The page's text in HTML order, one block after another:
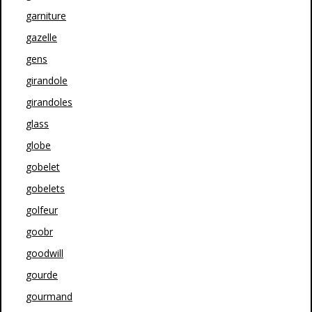
garniture
gazelle
gens
girandole
girandoles
glass
globe
gobelet
gobelets
golfeur
goobr
goodwill
gourde
gourmand